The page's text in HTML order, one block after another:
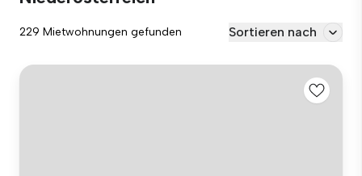
229 Mietwohnungen gefunden Sortieren nach